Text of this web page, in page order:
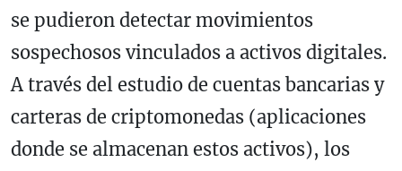
se pudieron detectar movimientos
sospechosos vinculados a activos digitales.
A través del estudio de cuentas bancarias y
carteras de criptomonedas (aplicaciones
donde se almacenan estos activos), los